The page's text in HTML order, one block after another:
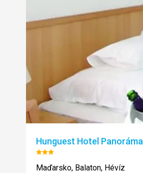
Hunguest Hotel Panoráma
Hodnotenie:
3/5
Maďarsko, Balaton, Hévíz